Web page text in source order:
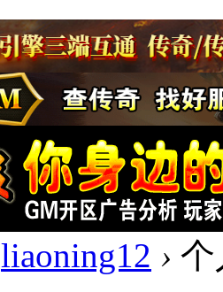
liaoning12 › 个